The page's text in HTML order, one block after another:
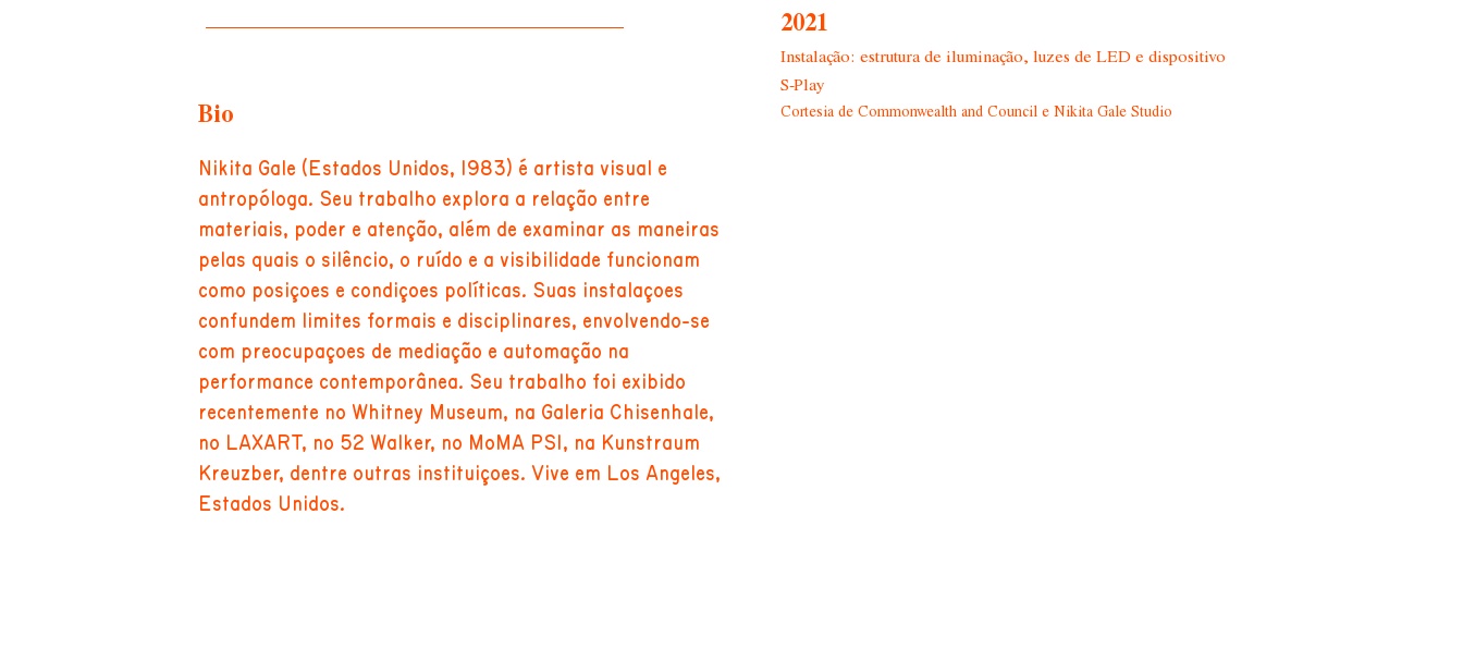
Bio
Nikita Gale (Estados Unidos, 1983) é artista visual e
antropóloga. Seu trabalho explora a relação entre
materiais, poder e atenção, além de examinar as maneiras
pelas quais o silêncio, o ruído e a visibilidade funcionam
como posições e condições políticas. Suas instalações
confundem limites formais e disciplinares, envolvendo-se
com preocupações de mediação e automação na
performance contemporânea. Seu trabalho foi exibido
recentemente no Whitney Museum, na Galeria Chisenhale,
no LAXART, no 52 Walker, no MoMA PS1, na Kunstraum
Kreuzber, dentre outras instituições. Vive em Los Angeles,
Estados Unidos.
2021
Instalação: estrutura de iluminação, luzes de LED e dispositivo
S-Play
Cortesia de Commonwealth and Council e Nikita Gale Studio